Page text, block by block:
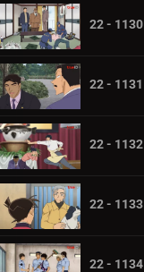
22 - 1130
22 - 1131
22 - 1132
22 - 1133
22 - 1134